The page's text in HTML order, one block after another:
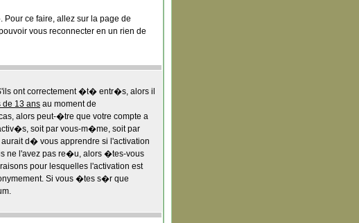
ce faire, allez sur la page de
vous reconnecter en un rien de
ont correctement �t� entr�s, alors il
de 13 ans au moment de
alors peut-�tre que votre compte a
soit par vous-m�me, soit par
d� vous apprendre si l'activation
ne l'avez pas re�u, alors �tes-vous
pour lesquelles l'activation est
Si vous �tes s�r que